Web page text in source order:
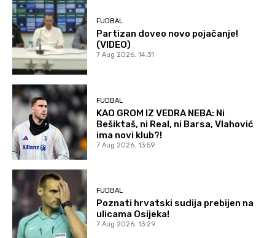
FUDBAL
Partizan doveo novo pojačanje!
(VIDEO)
7 Aug 2026. 14:31
FUDBAL
KAO GROM IZ VEDRA NEBA: Ni
Bešiktaš, ni Real, ni Barsa, Vlahović
ima novi klub?!
7 Aug 2026. 13:59
FUDBAL
Poznati hrvatski sudija prebijen na
ulicama Osijeka!
7 Aug 2026. 13:29